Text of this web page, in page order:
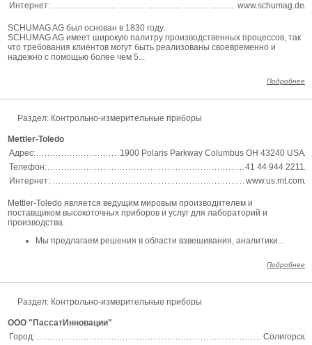
Интернет:
www.schumag.de
SCHUMAG AG был основан в 1830 году.
SCHUMAG AG имеет широкую палитру производственных процессов, так
что требования клиентов могут быть реализованы своевременно и
надежно с помощью более чем 5...
Подробнее
Раздел: Контрольно-измерительные приборы
Mettler-Toledo
Адрес:
1900 Polaris Parkway Columbus OH 43240 USA
Телефон:
41 44 944 2211
Интернет:
www.us.mt.com
Mettler-Toledo является ведущим мировым производителем и
поставщиком высокоточных приборов и услуг для лабораторий и
производства.
Мы предлагаем решения в области взвешивания, аналитики...
Подробнее
Раздел: Контрольно-измерительные приборы
ООО "ПассатИнновации"
Город:
Солигорск